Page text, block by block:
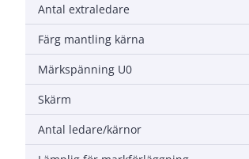
Antal extraledare
Färg mantling kärna
Märkspänning U0
Skärm
Antal ledare/kärnor